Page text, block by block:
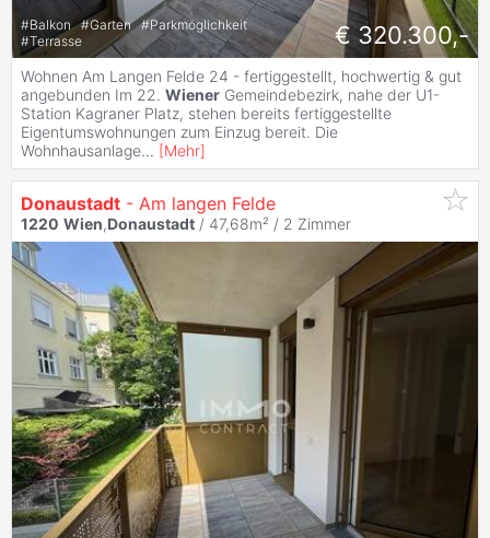
#Balkon #Garten #Parkmöglichkeit
#Terrasse € 320.300,-
Wohnen Am Langen Felde 24 - fertiggestellt, hochwertig & gut
angebunden Im 22. Wiener Gemeindebezirk, nahe der U1-
Station Kagraner Platz, stehen bereits fertiggestellte
Eigentumswohnungen zum Einzug bereit. Die
Wohnhausanlage... [Mehr]
Donaustadt - Am langen Felde
1220 Wien,Donaustadt / 47,68m² / 2 Zimmer